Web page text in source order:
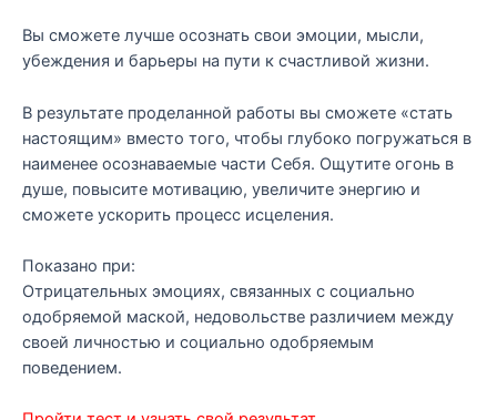
Вы сможете лучше осознать свои эмоции, мысли,
убеждения и барьеры на пути к счастливой жизни.
В результате проделанной работы вы сможете «стать
настоящим» вместо того, чтобы глубоко погружаться в
наименее осознаваемые части Себя. Ощутите огонь в
душе, повысите мотивацию, увеличите энергию и
сможете ускорить процесс исцеления.
Показано при:
Отрицательных эмоциях, связанных с социально
одобряемой маской, недовольстве различием между
своей личностью и социально одобряемым
поведением.